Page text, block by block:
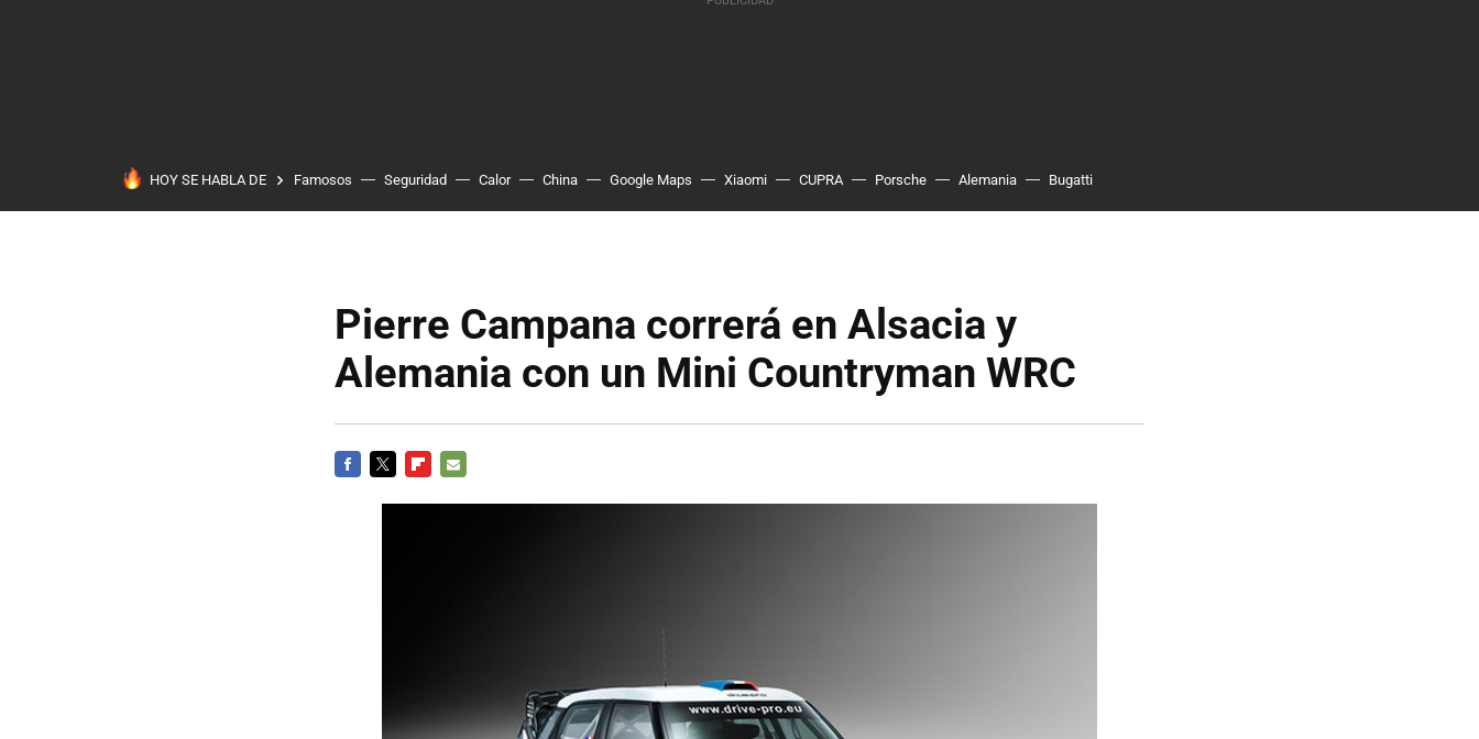
HOY SE HABLA DE Famosos Seguridad Calor China Google Maps Xiaomi CUPRA Porsche Alemania Bugatti
Pierre Campana correrá en Alsacia y
Alemania con un Mini Countryman WRC